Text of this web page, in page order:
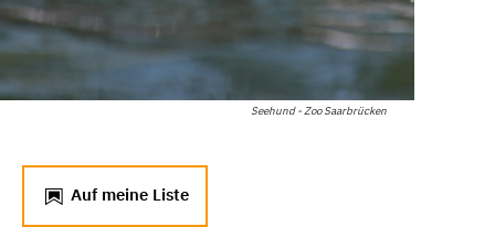
Seehund - Zoo Saarbrücken
Auf meine Liste